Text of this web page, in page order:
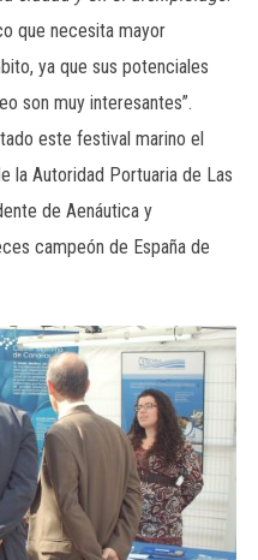
que necesita mayor
ya que sus potenciales
son muy interesantes”.
este festival marino el
la Autoridad Portuaria de Las
de Aenáutica y
campeón de España de